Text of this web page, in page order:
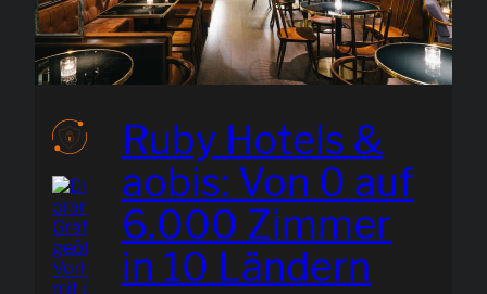
Ruby Hotels &
aobis: Von 0 auf
6.000 Zimmer
in 10 Ländern